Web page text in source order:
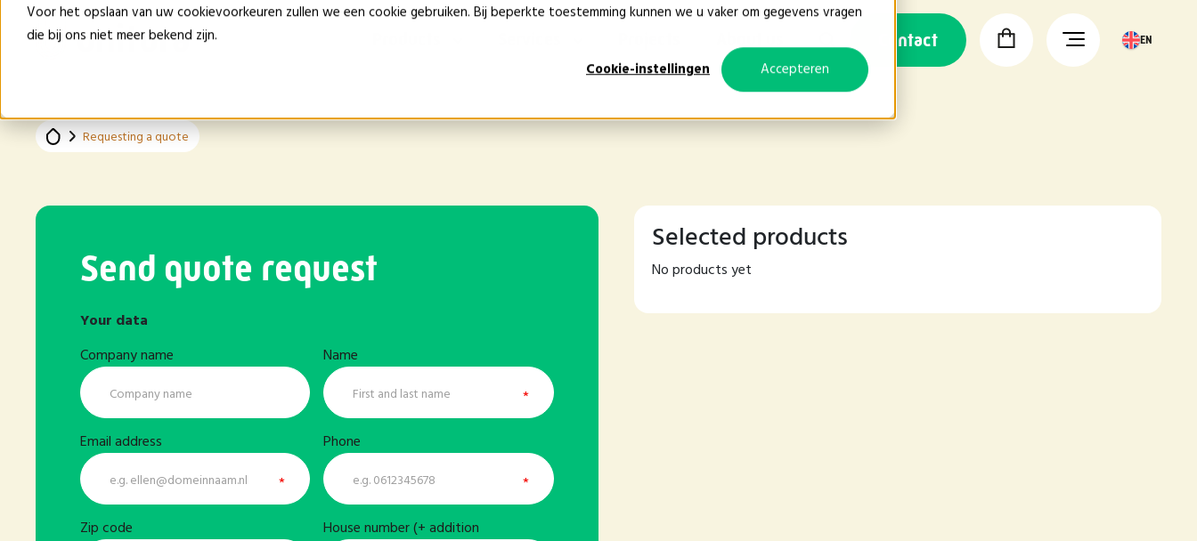
Voor het opslaan van uw cookievoorkeuren zullen we een cookie gebruiken. Bij beperkte toestemming kunnen we u vaker om gegevens vragen
die bij ons niet meer bekend zijn.
Cookie-instellingen
Accepteren
Contact EN
Requesting a quote
Send quote request
Your data
Company name
Name
Email address Phone
Zip code House number (+ addition
Selected products
No products yet